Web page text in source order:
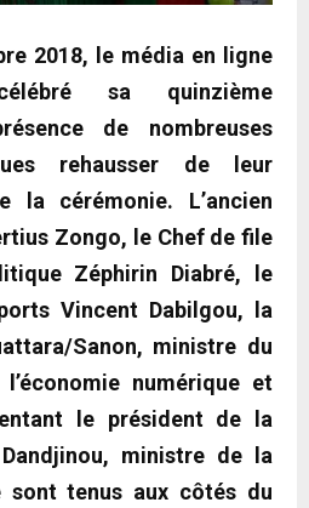
2018, le média en ligne
sa quinzième
de nombreuses
rehausser de leur
la cérémonie. L’ancien
Zongo, le Chef de file
Zéphirin Diabré, le
Vincent Dabilgou, la
Sanon, ministre du
numérique et
le président de la
ministre de la
sont tenus aux côtés du